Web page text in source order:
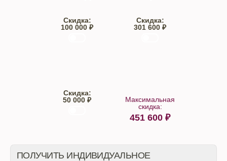
Скидка:
100 000 ₽
Скидка:
301 600 ₽
Скидка:
50 000 ₽
Максимальная
скидка:
451 600 ₽
ПОЛУЧИТЬ ИНДИВИДУАЛЬНОЕ